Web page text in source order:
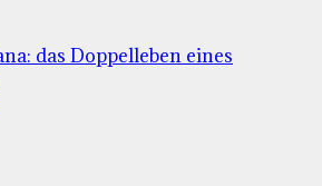
das Doppelleben eines